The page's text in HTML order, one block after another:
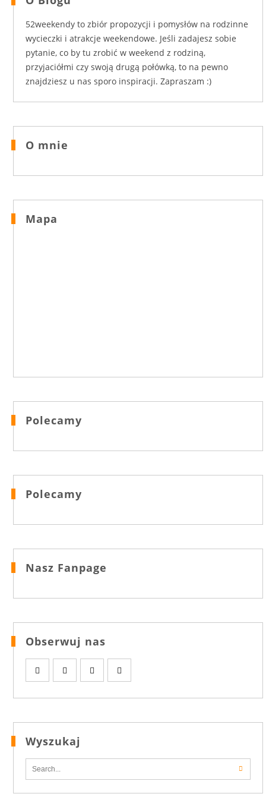
52weekendy to zbiór propozycji i pomysłów na rodzinne
wycieczki i atrakcje weekendowe. Jeśli zadajesz sobie
pytanie, co by tu zrobić w weekend z rodziną,
przyjaciółmi czy swoją drugą połówką, to na pewno
znajdziesz u nas sporo inspiracji. Zapraszam :)
O mnie
Mapa
Polecamy
Polecamy
Nasz Fanpage
Obserwuj nas
Wyszukaj